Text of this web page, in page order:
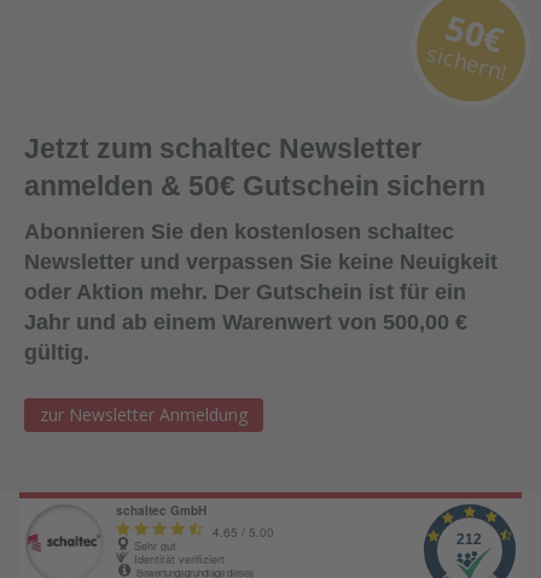
Jetzt zum schaltec Newsletter
anmelden & 50€ Gutschein sichern
Abonnieren Sie den kostenlosen schaltec
Newsletter und verpassen Sie keine Neuigkeit
oder Aktion mehr. Der Gutschein ist für ein
Jahr und ab einem Warenwert von 500,00 €
gültig.
zur Newsletter Anmeldung
50€
sichern!